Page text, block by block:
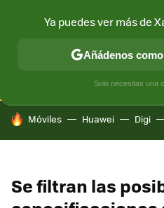
CONECTIVIDAD MÓVIL Y
HOY SE HABLA DE
Móviles Huawei Digi
Se filtran las
Ya puedes ver más de
Añádenos
Solo necesitas una